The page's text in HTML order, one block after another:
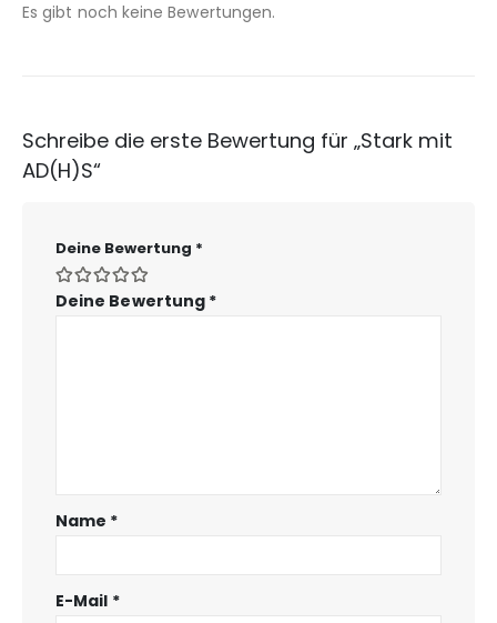
Es gibt noch keine Bewertungen.
Schreibe die erste Bewertung für „Stark mit
AD(H)S“
Deine Bewertung *
Deine Bewertung *
Name *
E-Mail *